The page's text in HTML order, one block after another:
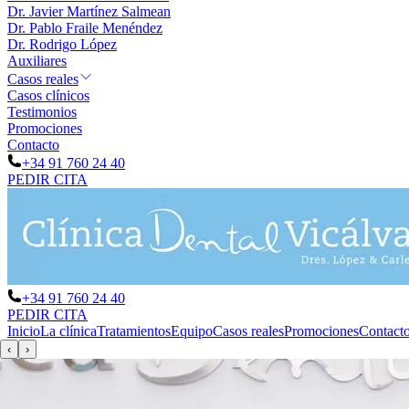
Dr. Javier Martínez Salmean
Dr. Pablo Fraile Menéndez
Dr. Rodrigo López
Auxiliares
Casos reales
Casos clínicos
Testimonios
Promociones
Contacto
+34 91 760 24 40
PEDIR CITA
+34 91 760 24 40
PEDIR CITA
InicioLa clínicaTratamientosEquipoCasos realesPromociones
‹ ›